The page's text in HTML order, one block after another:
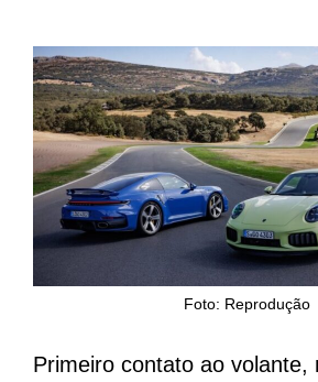
Foto: Reprodução
Primeiro contato ao volante,